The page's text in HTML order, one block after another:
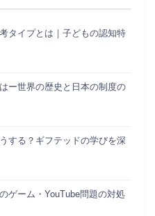
タイプとは｜子どもの認知特
ー世界の歴史と日本の制度の
する？ギフテッドの学びを深
ゲーム・YouTube問題の対処